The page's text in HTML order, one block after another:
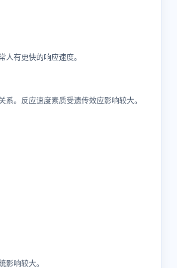
有更快的响应速度。
。反应速度素质受遗传效应影响较大。
影响较大。